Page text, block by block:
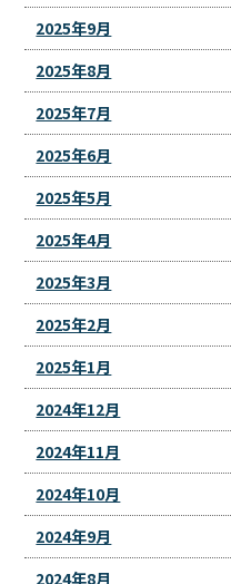
2025年9月
2025年8月
2025年7月
2025年6月
2025年5月
2025年4月
2025年3月
2025年2月
2025年1月
2024年12月
2024年11月
2024年10月
2024年9月
2024年8月